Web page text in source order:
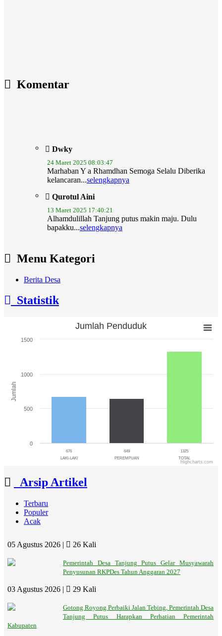
Komentar
24 Maret 2025 08:03:47
Marhaban Y a Rhamdhan Semoga Selalu Diberika
kelancaran... selengkapnya
Qurotul Aini
13 Maret 2025 17:40:21
Alhamdulillah Tanjung putus makin maju. Dulu
bapakku...selengkapnya
Dra
Semoga Balita Dan Ibu Hamil Desa Tanjung Putus
Sehat selalu...selengkapnya
dra
13 Maret 2025 10:24:26
semoga Cuaca Segera Membaik...
Semoga Pemdes Tanjung Putus Kedapanya Bisa
nyemplung...
selengkapnya
membawa Keberkahan...selengkapnya
Smngt bekerja kwn" Kpps, jga selalu
nya... selengkapnya
13 Oktober 2023 16:56:03
artikelnya....selengkapnya
Menu Kategori
Berita Desa
Statistik
Jumlah
Jumlah Penduduk
676
LAKI-LAKI
649
PEREMPUAN
1325
TOTAL
0
500
1000
1500
Highcharts.com
Arsip Artikel
Terbaru
Populer
Acak
05 Agustus 2026 | 26 Kali
Pemerintah Desa Tanjung Putus Gelar Musyawarah
Penyusunan RKPDes Tahun Anggaran 2027
03 Agustus 2026 | 29 Kali
Gotong Royong Perbaiki Jalan Tebing, Pemerintah Desa
Tanjung Putus Harapkan Perhatian Pemerintah
Kabupaten